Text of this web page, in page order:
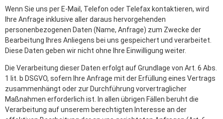
Wenn Sie uns per E-Mail, Telefon oder Telefax kontaktieren, wird
Ihre Anfrage inklusive aller daraus hervorgehenden
personenbezogenen Daten (Name, Anfrage) zum Zwecke der
Bearbeitung Ihres Anliegens bei uns gespeichert und verarbeitet.
Diese Daten geben wir nicht ohne Ihre Einwilligung weiter.
Die Verarbeitung dieser Daten erfolgt auf Grundlage von Art. 6 Abs.
1 lit. b DSGVO, sofern Ihre Anfrage mit der Erfüllung eines Vertrags
zusammenhängt oder zur Durchführung vorvertraglicher
Maßnahmen erforderlich ist. In allen übrigen Fällen beruht die
Verarbeitung auf unserem berechtigten Interesse an der